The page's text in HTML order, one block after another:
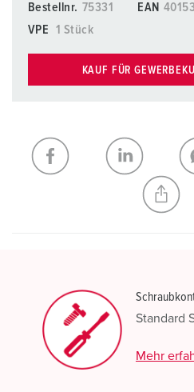
Bestellnr. 75331 EAN
VPE
1 Stück
KAUF FÜR
Standard
Mehr